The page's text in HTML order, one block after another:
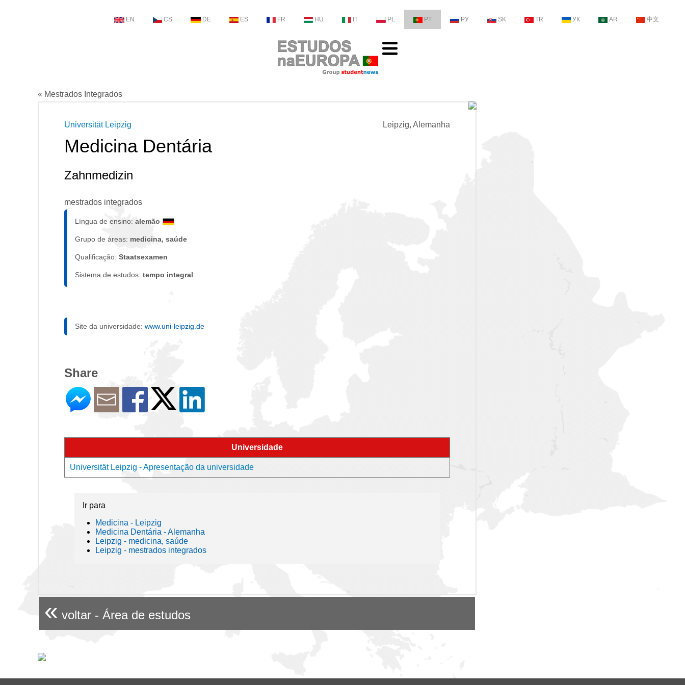
EN CS DE ES FR HU IT PL PT РУ SK TR УК AR 中文
« Mestrados Integrados
Leipzig, Alemanha
Universität Leipzig
Medicina Dentária
Zahnmedizin
mestrados integrados
Língua de ensino: alemão
Grupo de áreas: medicina, saúde
Qualificação: Staatsexamen
Sistema de estudos: tempo integral
Site da universidade: www.uni-leipzig.de
Share
Universidade
Universität Leipzig - Apresentação da universidade
Ir para
Medicina - Leipzig
Medicina Dentária - Alemanha
Leipzig - medicina, saúde
Leipzig - mestrados integrados
« voltar - Área de estudos